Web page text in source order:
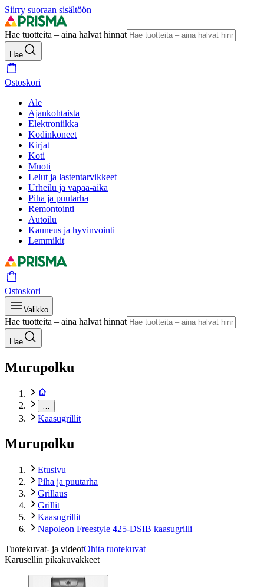
Siirry suoraan sisältöön
Hae tuotteita – aina halvat hinnat
Hae
Ostoskori
Ale
Ajankohtaista
Elektroniikka
Kodinkoneet
Kirjat
Koti
Muoti
Lelut ja lastentarvikkeet
Urheilu ja vapaa-aika
Piha ja puutarha
Remontointi
Autoilu
Kauneus ja hyvinvointi
Lemmikit
Ostoskori
Valikko
Hae tuotteita – aina halvat hinnat
Hae
Murupolku
Kaasugrillit
Murupolku
Etusivu
Piha ja puutarha
Grillaus
Grillit
Kaasugrillit
Napoleon Freestyle 425-DSIB kaasugrilli
Tuotekuvat- ja videotOhita tuotekuvat
Karusellin pikakuvakkeet